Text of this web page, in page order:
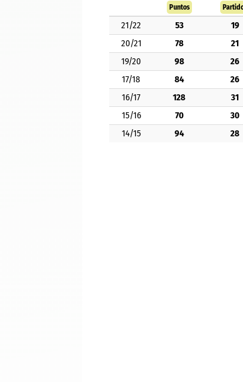
Puntos
21/22 53 19
20/21
78 21
19/20
98 26
17/18
84 26
16/17
128 31
15/16
70 30
14/15
94 28